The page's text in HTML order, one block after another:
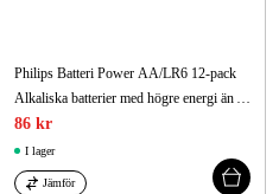
Philips Batteri Power AA/LR6 12-pack
86 kr
I lager
Jämför